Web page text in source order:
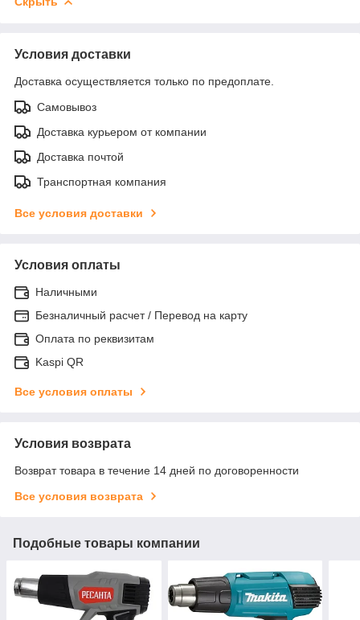
Условия доставки
Доставка осуществляется только по предоплате.
Самовывоз
Доставка курьером от компании
Доставка почтой
Транспортная компания
Все условия доставки
Условия оплаты
Наличными
Безналичный расчет / Перевод на карту
Оплата по реквизитам
Kaspi QR
Все условия оплаты
Условия возврата
Возврат товара в течение 14 дней по договоренности
Все условия возврата
Подобные товары компании